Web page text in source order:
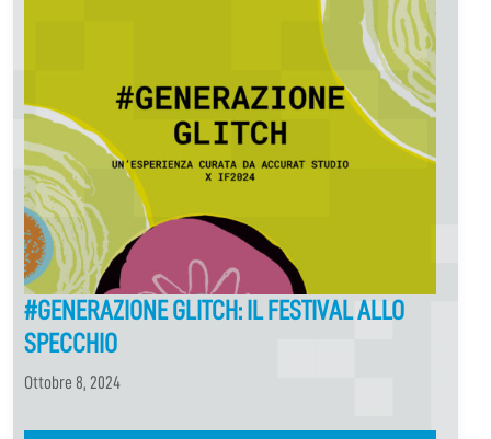
#GENERAZIONE GLITCH: IL FESTIVAL ALLO
SPECCHIO
Ottobre 8, 2024